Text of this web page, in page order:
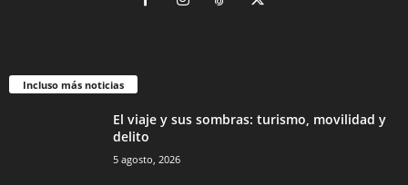
Incluso más noticias
El viaje y sus sombras: turismo, movilidad y
delito
5 agosto, 2026